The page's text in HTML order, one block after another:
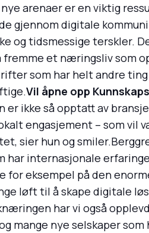
arenaer er en viktig
gjennom digitale
og tidsmessige terskler.
fremme et næringsliv som
som har helt andre
Vil åpne opp
er ikke så opptatt av
engasjement – som vil
sier hun og
har internasjonale
for eksempel på den
løft til å skape digitale
har vi også
mange nye selskaper